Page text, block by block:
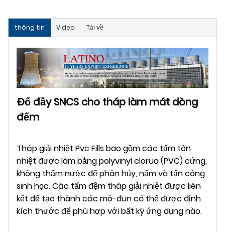
thông tin Video Tải về
Đổ đầy SNCS cho tháp làm mát dòng
đếm
Tháp giải nhiệt Pvc Fills bao gồm các tấm tôn
nhiệt được làm bằng polyvinyl clorua (PVC) cứng,
không thấm nước để phân hủy, nấm và tấn công
sinh học. Các tấm đệm tháp giải nhiệt được liên
kết để tạo thành các mô-đun có thể được định
kích thước để phù hợp với bất kỳ ứng dụng nào.